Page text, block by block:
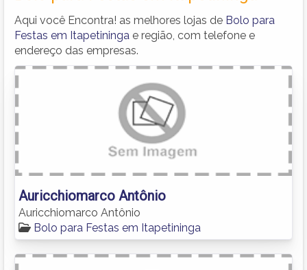
Aqui você Encontra! as melhores lojas de Bolo para
Festas em Itapetininga e região, com telefone e
endereço das empresas.
Auricchiomarco Antônio
Auricchiomarco Antônio
Bolo para Festas em Itapetininga